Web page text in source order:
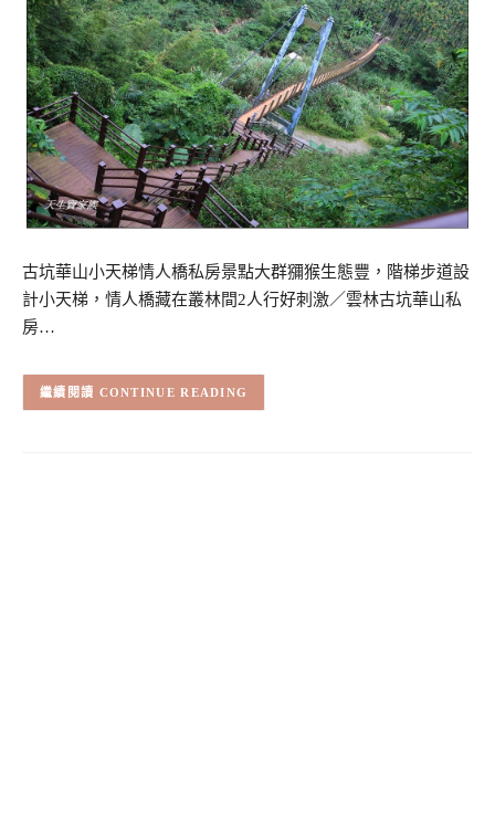
古坑華山小天梯情人橋私房景點大群獼猴生態豐，階梯步道設
計小天梯，情人橋藏在叢林間2人行好刺激／雲林古坑華山私
房…
CONTINUE READING